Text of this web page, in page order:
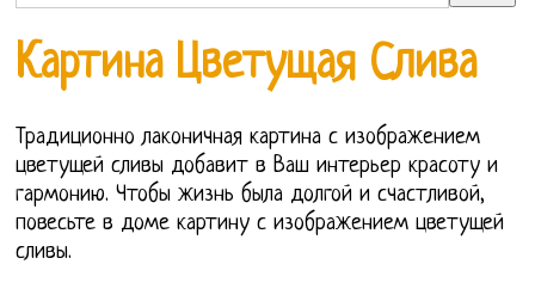
Картина Цветущая Слива
Традиционно лаконичная картина с изображением
цветущей сливы добавит в Ваш интерьер красоту и
гармонию. Чтобы жизнь была долгой и счастливой,
повесьте в доме картину с изображением цветущей
сливы.